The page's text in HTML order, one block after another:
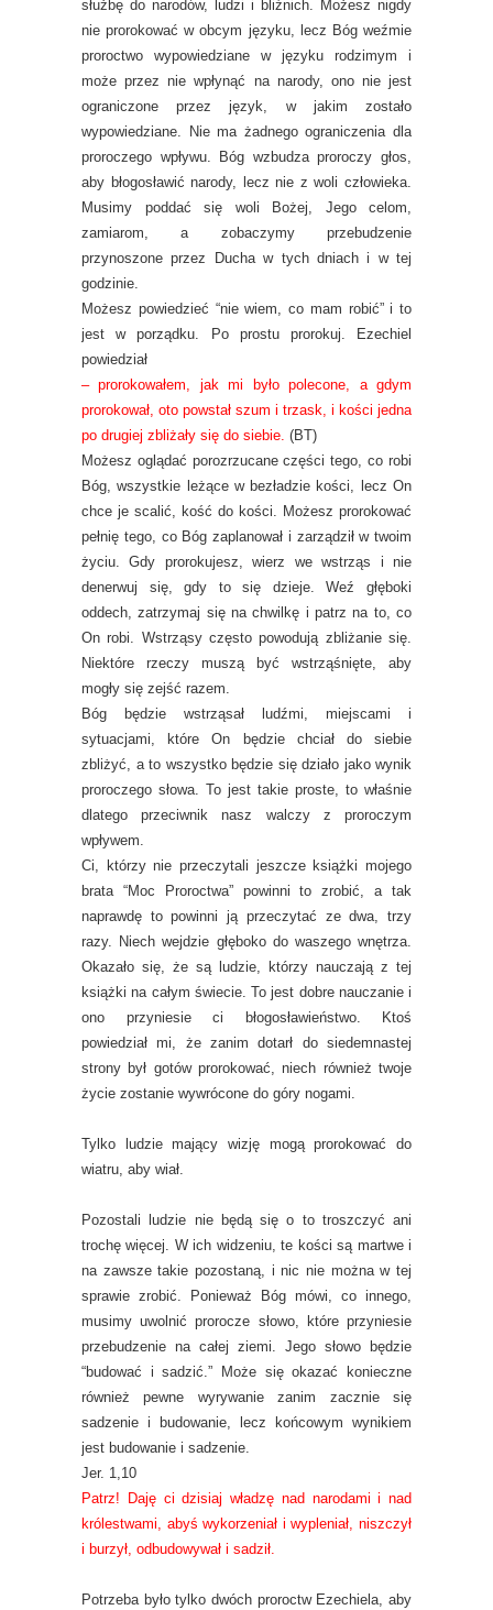
służbę do narodów, ludzi i bliźnich. Możesz nigdy
nie prorokować w obcym języku, lecz Bóg weźmie
proroctwo wypowiedziane w języku rodzimym i
może przez nie wpłynąć na narody, ono nie jest
ograniczone przez język, w jakim zostało
wypowiedziane. Nie ma żadnego ograniczenia dla
proroczego wpływu. Bóg wzbudza proroczy głos,
aby błogosławić narody, lecz nie z woli człowieka.
Musimy poddać się woli Bożej, Jego celom,
zamiarom, a zobaczymy przebudzenie
przynoszone przez Ducha w tych dniach i w tej
godzinie.
Możesz powiedzieć “nie wiem, co mam robić” i to
jest w porządku. Po prostu prorokuj. Ezechiel
powiedział
– prorokowałem, jak mi było polecone, a gdym
prorokował, oto powstał szum i trzask, i kości jedna
po drugiej zbliżały się do siebie. (BT)
Możesz oglądać porozrzucane części tego, co robi
Bóg, wszystkie leżące w bezładzie kości, lecz On
chce je scalić, kość do kości. Możesz prorokować
pełnię tego, co Bóg zaplanował i zarządził w twoim
życiu. Gdy prorokujesz, wierz we wstrząs i nie
denerwuj się, gdy to się dzieje. Weź głęboki
oddech, zatrzymaj się na chwilkę i patrz na to, co
On robi. Wstrząsy często powodują zbliżanie się.
Niektóre rzeczy muszą być wstrząśnięte, aby
mogły się zejść razem.
Bóg będzie wstrząsał ludźmi, miejscami i
sytuacjami, które On będzie chciał do siebie
zbliżyć, a to wszystko będzie się działo jako wynik
proroczego słowa. To jest takie proste, to właśnie
dlatego przeciwnik nasz walczy z proroczym
wpływem.
Ci, którzy nie przeczytali jeszcze książki mojego
brata “Moc Proroctwa” powinni to zrobić, a tak
naprawdę to powinni ją przeczytać ze dwa, trzy
razy. Niech wejdzie głęboko do waszego wnętrza.
Okazało się, że są ludzie, którzy nauczają z tej
książki na całym świecie. To jest dobre nauczanie i
ono przyniesie ci błogosławieństwo. Ktoś
powiedział mi, że zanim dotarł do siedemnastej
strony był gotów prorokować, niech również twoje
życie zostanie wywrócone do góry nogami.
Tylko ludzie mający wizję mogą prorokować do
wiatru, aby wiał.
Pozostali ludzie nie będą się o to troszczyć ani
trochę więcej. W ich widzeniu, te kości są martwe i
na zawsze takie pozostaną, i nic nie można w tej
sprawie zrobić. Ponieważ Bóg mówi, co innego,
musimy uwolnić prorocze słowo, które przyniesie
przebudzenie na całej ziemi. Jego słowo będzie
“budować i sadzić.” Może się okazać konieczne
również pewne wyrywanie zanim zacznie się
sadzenie i budowanie, lecz końcowym wynikiem
jest budowanie i sadzenie.
Jer. 1,10
Patrz! Daję ci dzisiaj władzę nad narodami i nad
królestwami, abyś wykorzeniał i wypleniał, niszczył
i burzył, odbudowywał i sadził.
Potrzeba było tylko dwóch proroctw Ezechiela, aby